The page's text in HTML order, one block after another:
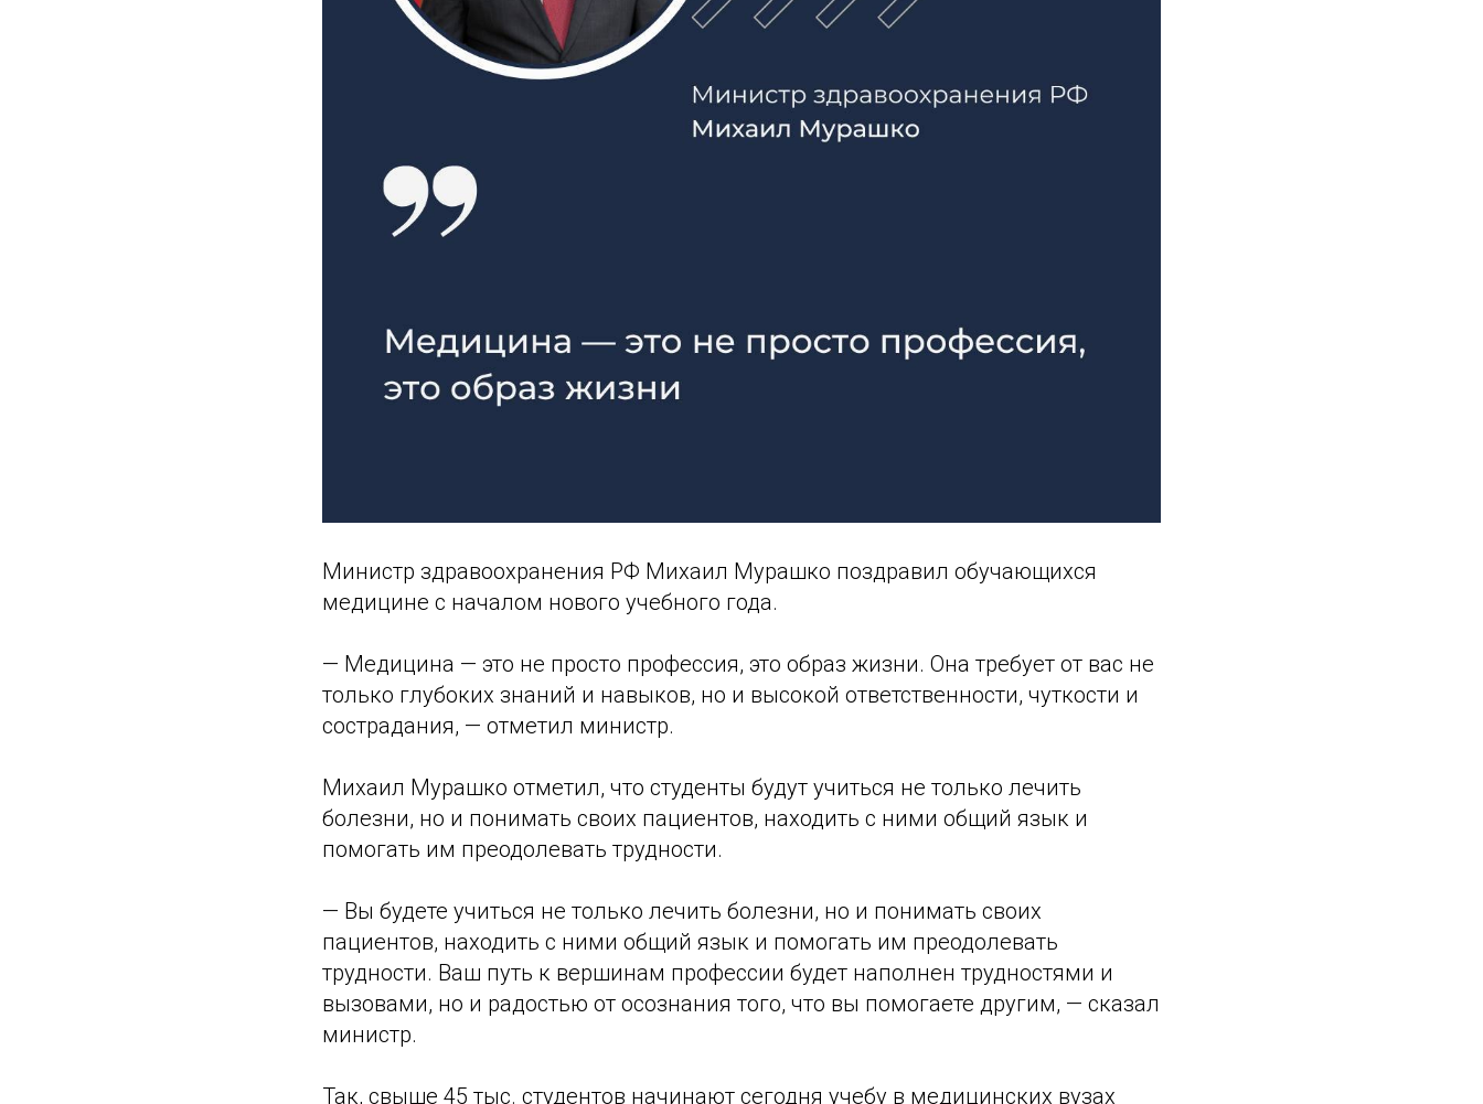
Министр здравоохранения РФ Михаил Мурашко поздравил обучающихся
медицине с началом нового учебного года.
— Медицина — это не просто профессия, это образ жизни. Она требует от вас не
только глубоких знаний и навыков, но и высокой ответственности, чуткости и
сострадания, — отметил министр.
Михаил Мурашко отметил, что студенты будут учиться не только лечить
болезни, но и понимать своих пациентов, находить с ними общий язык и
помогать им преодолевать трудности.
— Вы будете учиться не только лечить болезни, но и понимать своих
пациентов, находить с ними общий язык и помогать им преодолевать
трудности. Ваш путь к вершинам профессии будет наполнен трудностями и
вызовами, но и радостью от осознания того, что вы помогаете другим, — сказал
министр.
Так, свыше 45 тыс. студентов начинают сегодня учебу в медицинских вузах